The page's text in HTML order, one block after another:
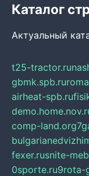
Каталог
Актуальный
t25-tractor.ru
gbmk.spb.ru
airheat-spb.ru
comp-land.org
fexer.rusnite-
0sporte.ru9rota-